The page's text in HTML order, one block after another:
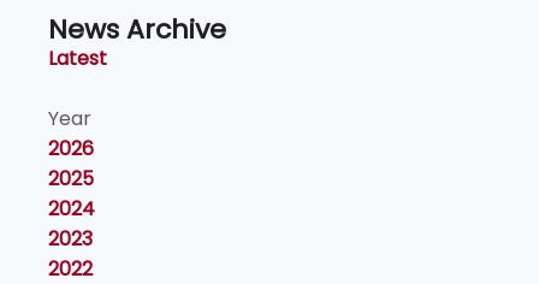
News Archive
Latest
Year
2026
2025
2024
2023
2022